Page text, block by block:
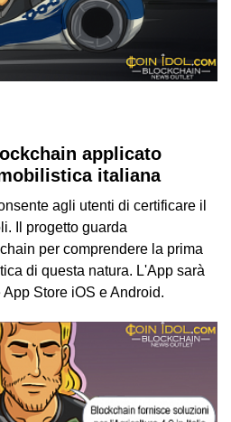
applicato
italiana
agli utenti di certificare il
Il progetto guarda
per comprendere la prima
di questa natura. L'App sarà
Store iOS e Android.